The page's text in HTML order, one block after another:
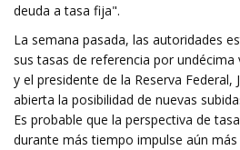
deuda a tasa fija".
La semana pasada, las autoridades
sus tasas de referencia por
y el presidente de la Reserva Federal,
abierta la posibilidad de nuevas
Es probable que la perspectiva de
durante más tiempo impulse aún